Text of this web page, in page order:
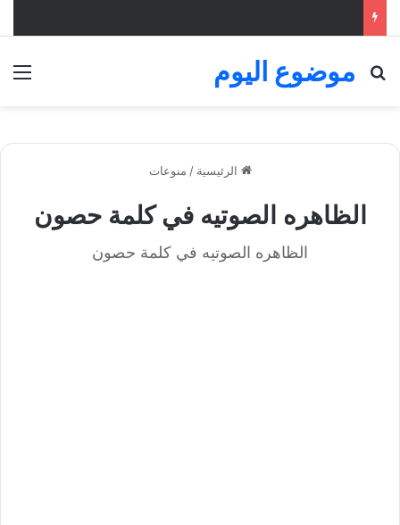
موضوع اليوم
بحث عن
الرئيسية / منوعات
الظاهره الصوتيه في كلمة حصون
الظاهره الصوتيه في كلمة حصون